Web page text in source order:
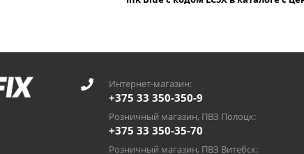
Интернет-магазин:
+375 33 350-350-9
Розничный магазин, ПВЗ Полоцк:
+375 33 350-35-70
Розничный магазин, ПВЗ Витебск: